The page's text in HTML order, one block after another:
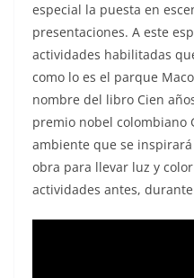
especial la puesta en
presentaciones. A este
actividades habilitadas
como lo es el parque
nombre del libro Cien
premio nobel colombiano
ambiente que se
obra para llevar luz y
actividades antes,